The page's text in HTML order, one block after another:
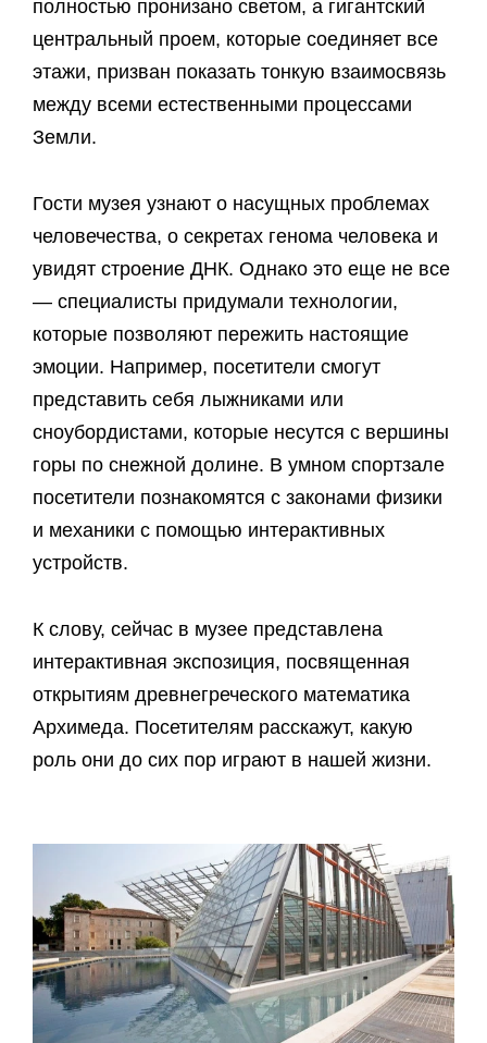
полностью пронизано светом, а гигантский
центральный проем, которые соединяет все
этажи, призван показать тонкую взаимосвязь
между всеми естественными процессами
Земли.
Гости музея узнают о насущных проблемах
человечества, о секретах генома человека и
увидят строение ДНК. Однако это еще не все
— специалисты придумали технологии,
которые позволяют пережить настоящие
эмоции. Например, посетители смогут
представить себя лыжниками или
сноубордистами, которые несутся с вершины
горы по снежной долине. В умном спортзале
посетители познакомятся с законами физики
и механики с помощью интерактивных
устройств.
К слову, сейчас в музее представлена
интерактивная экспозиция, посвященная
открытиям древнегреческого математика
Архимеда. Посетителям расскажут, какую
роль они до сих пор играют в нашей жизни.